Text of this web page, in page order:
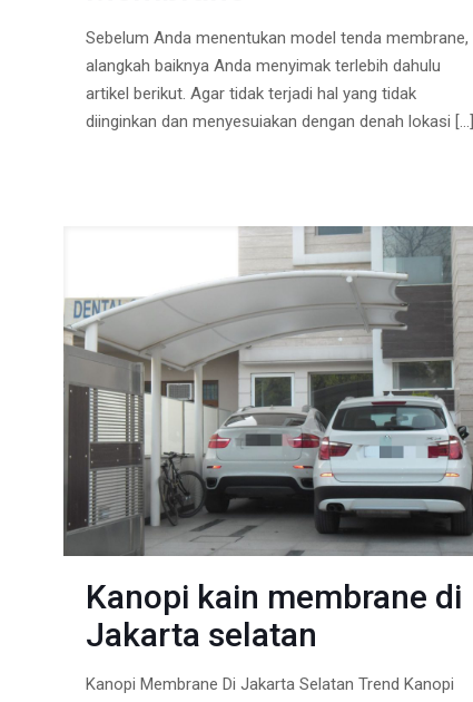
Sebelum Anda menentukan model tenda membrane,
alangkah baiknya Anda menyimak terlebih dahulu
artikel berikut. Agar tidak terjadi hal yang tidak
diinginkan dan menyesuiakan dengan denah lokasi […]
Kanopi kain membrane di
Jakarta selatan
Kanopi Membrane Di Jakarta Selatan Trend Kanopi